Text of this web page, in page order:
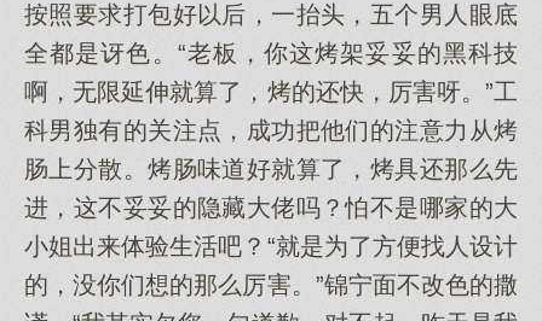
按照要求打包好以后，一抬头，五个男人眼底
全都是讶色。“老板，你这烤架妥妥的黑科技
啊，无限延伸就算了，烤的还快，厉害呀。”工
科男独有的关注点，成功把他们的注意力从烤
肠上分散。烤肠味道好就算了，烤具还那么先
进，这不妥妥的隐藏大佬吗？怕不是哪家的大
小姐出来体验生活吧？“就是为了方便找人设计
的，没你们想的那么厉害。”锦宁面不改色的撒